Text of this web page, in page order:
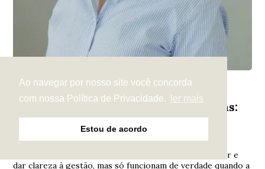
Ao navegar por nosso site você concorda
com nossa Política de Privacidade.
ler mais
Estou de acordo
Educação financeira Há 3 meses
Tecnologia e ferramentas financeiras:
quando elas ajudam - e quando
atrapalham
Ferramentas financeiras podem organizar, automatizar e
dar clareza à gestão, mas só funcionam de verdade quando a